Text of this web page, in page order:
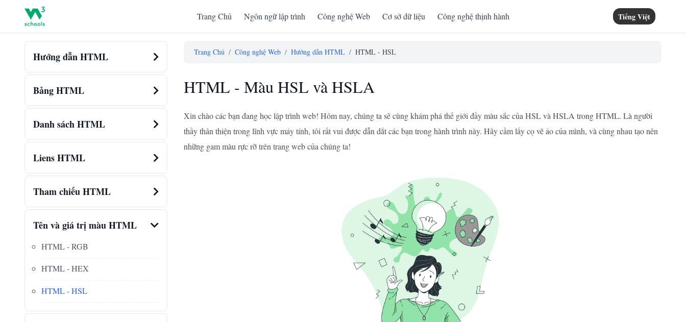
Trang Chủ Ngôn ngữ lập trình Công nghệ Web Cơ sở dữ liệu Công nghệ thịnh hành Tiếng Việt
Hướng dẫn HTML
Bảng HTML
Danh sách HTML
Liens HTML
Tham chiếu HTML
Tên và giá trị màu HTML
HTML - RGB
HTML - HEX
HTML - HSL
Trang Chủ / Công nghệ Web / Hướng dẫn HTML / HTML - HSL
HTML - Màu HSL và HSLA
Xin chào các bạn đang học lập trình web! Hôm nay, chúng ta sẽ cùng khám phá thế giới đầy màu sắc của HSL và HSLA trong HTML. Là người
thầy thân thiện trong lĩnh vực máy tính, tôi rất vui được dẫn dắt các bạn trong hành trình này. Hãy cầm lấy cọ vẽ ảo của mình, và cùng nhau tạo nên
những gam màu rực rỡ trên trang web của chúng ta!